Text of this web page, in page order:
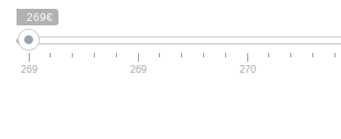
269€
269 269 270